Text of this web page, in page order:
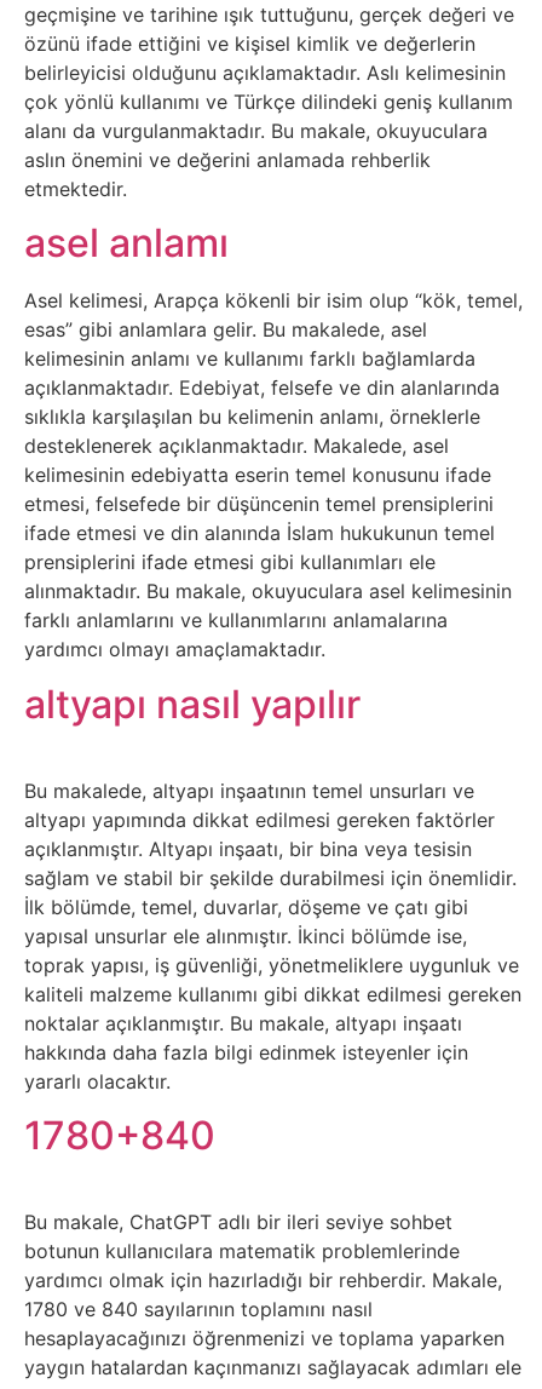
Bitcoin
Bitkiler
Çizgi
Film
Diğer
Sosyal
Medyalar
Din
Dokümanlar
Domain
Download
Devlet
Eğitim
Elektronik
Cihazlar
Facebook
Felsefe
Finans
Genel
Gezi
Gizem
Grafik
geçmişine ve tarihine ışık tuttuğunu, gerçek değeri ve
özünü ifade ettiğini ve kişisel kimlik ve değerlerin
belirleyicisi olduğunu açıklamaktadır. Aslı kelimesinin
çok yönlü kullanımı ve Türkçe dilindeki geniş kullanım
alanı da vurgulanmaktadır. Bu makale, okuyuculara
aslın önemini ve değerini anlamada rehberlik
etmektedir.
asel anlamı
Asel kelimesi, Arapça kökenli bir isim olup “kök, temel,
esas” gibi anlamlara gelir. Bu makalede, asel
kelimesinin anlamı ve kullanımı farklı bağlamlarda
açıklanmaktadır. Edebiyat, felsefe ve din alanlarında
sıklıkla karşılaşılan bu kelimenin anlamı, örneklerle
desteklenerek açıklanmaktadır. Makalede, asel
kelimesinin edebiyatta eserin temel konusunu ifade
etmesi, felsefede bir düşüncenin temel prensiplerini
ifade etmesi ve din alanında İslam hukukunun temel
prensiplerini ifade etmesi gibi kullanımları ele
alınmaktadır. Bu makale, okuyuculara asel kelimesinin
farklı anlamlarını ve kullanımlarını anlamalarına
yardımcı olmayı amaçlamaktadır.
altyapı nasıl yapılır
Bu makalede, altyapı inşaatının temel unsurları ve
altyapı yapımında dikkat edilmesi gereken faktörler
açıklanmıştır. Altyapı inşaatı, bir bina veya tesisin
sağlam ve stabil bir şekilde durabilmesi için önemlidir.
İlk bölümde, temel, duvarlar, döşeme ve çatı gibi
yapısal unsurlar ele alınmıştır. İkinci bölümde ise,
toprak yapısı, iş güvenliği, yönetmeliklere uygunluk ve
kaliteli malzeme kullanımı gibi dikkat edilmesi gereken
noktalar açıklanmıştır. Bu makale, altyapı inşaatı
hakkında daha fazla bilgi edinmek isteyenler için
yararlı olacaktır.
1780+840
Bu makale, ChatGPT adlı bir ileri seviye sohbet
botunun kullanıcılara matematik problemlerinde
yardımcı olmak için hazırladığı bir rehberdir. Makale,
1780 ve 840 sayılarının toplamını nasıl
hesaplayacağınızı öğrenmenizi ve toplama yaparken
yaygın hatalardan kaçınmanızı sağlayacak adımları ele